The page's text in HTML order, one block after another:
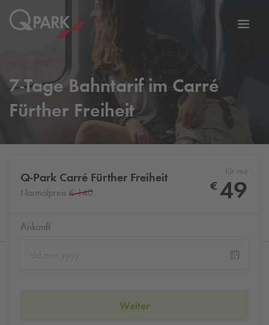
Zur
7-Tage Bahntarif im Carré
Fürther Freiheit
Q-Park Carré Fürther Freiheit
Normalpreis € 140
für nur
€ 49
Ankunft
Weiter